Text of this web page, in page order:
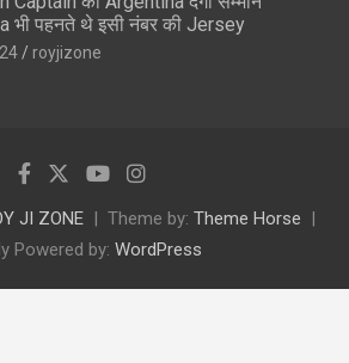
भी पहनते थे इसी नंबर की Jersey
royjizone
JI ZONE Theme by: Theme Horse
Powered by: WordPress